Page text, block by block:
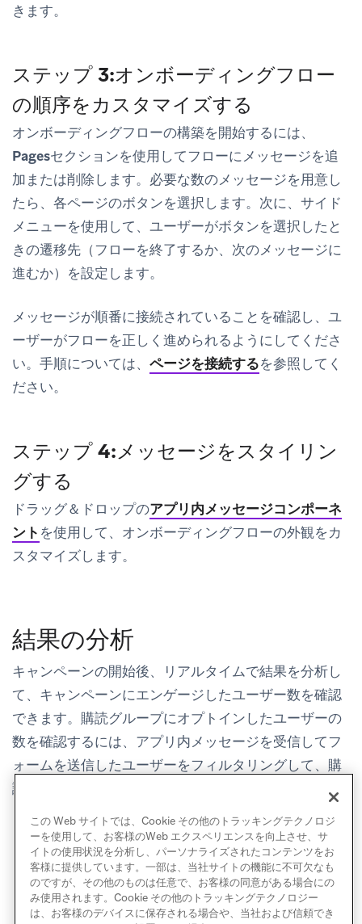
きます。
ステップ 3:オンボーディングフロー
の順序をカスタマイズする
オンボーディングフローの構築を開始するには、
Pagesセクションを使用してフローにメッセージを追
加または削除します。必要な数のメッセージを用意し
たら、各ページのボタンを選択します。次に、サイド
メニューを使用して、ユーザーがボタンを選択したと
きの遷移先（フローを終了するか、次のメッセージに
進むか）を設定します。
メッセージが順番に接続されていることを確認し、ユ
ーザーがフローを正しく進められるようにしてくださ
い。手順については、 ページを接続するを参照してく
ださい。
ステップ 4:メッセージをスタイリン
グする
ドラッグ＆ドロップのアプリ内メッセージコンポーネ
ント を使用して、オンボーディングフローの外観をカ
スタマイズします。
結果の分析
キャンペーンの開始後、リアルタイムで結果を分析し
て、キャンペーンにエンゲージしたユーザー数を確認
できます。購読グループにオプトインしたユーザーの
数を確認するには、アプリ内メッセージを受信してフ
ォームを送信したユーザーをフィルタリングして、購
読グループに登録したユーザーの
し
この Web サイトでは、Cookie その他のトラッキングテクノロジ
ーを使用して、お客様のWeb エクスペリエンスを向上させ、サ
イトの使用状況を分析し、パーソナライズされたコンテンツをお
客様に提供しています。一部は、当社サイトの機能に不可欠なも
のですが、その他のものは任意で、お客様の同意がある場合にの
み使用されます。Cookie その他のトラッキングテクノロジー
は、お客様のデバイスに保存される場合や、当社および信頼でき